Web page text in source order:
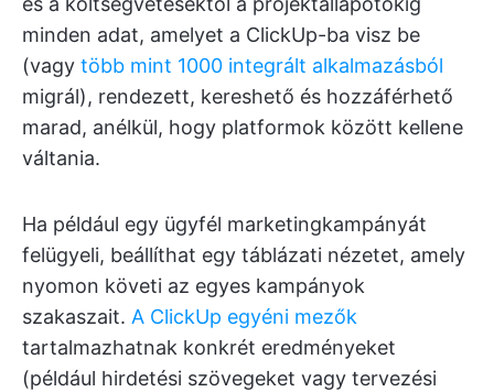
minden adat, amelyet a ClickUp-ba visz be
(vagy több mint 1000 integrált alkalmazásból
migrál), rendezett, kereshető és hozzáférhető
marad, anélkül, hogy platformok között kellene
váltania.
Ha például egy ügyfél marketingkampányát
felügyeli, beállíthat egy táblázati nézetet, amely
nyomon követi az egyes kampányok
szakaszait. A ClickUp egyéni mezők
tartalmazhatnak konkrét eredményeket
(például hirdetési szövegeket vagy tervezési